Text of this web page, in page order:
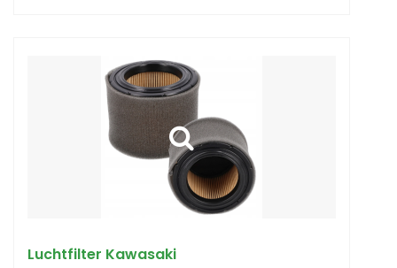
Luchtfilter Kawasaki